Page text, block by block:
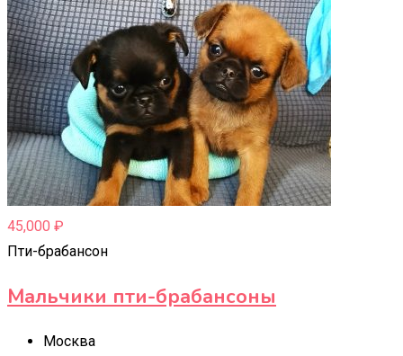
45,000 ₽
Пти-брабансон
Мальчики пти-брабансоны
Москва